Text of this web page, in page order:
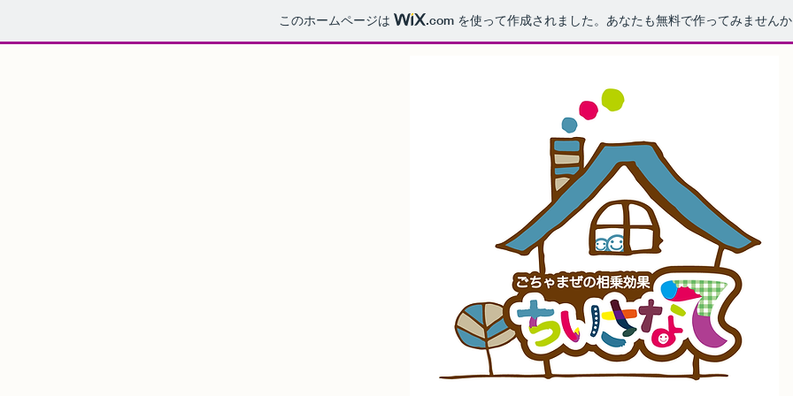
このホームページは .com を使って作成されました。あなたも無料で作ってみませんか